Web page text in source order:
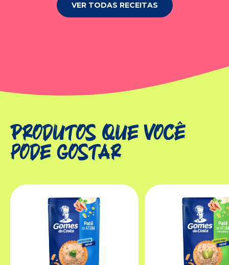
VER TODAS RECEITAS
Produtos que você
pode gostar